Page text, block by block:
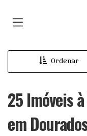
Ordenar
25 Imóveis
em